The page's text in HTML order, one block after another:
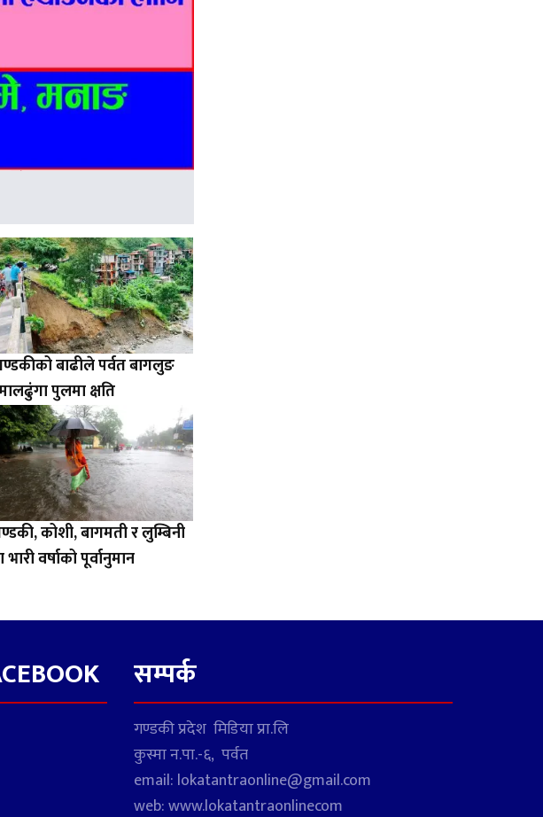
बाढीले पर्वत बागलुङ
पुलमा क्षति
कोशी, बागमती र लुम्बिनी
वर्षाको पूर्वानुमान
सम्पर्क
गण्डकी प्रदेश मिडिया प्रा.लि
कुस्मा न.पा.-६, पर्वत
email: lokatantraonline@gmail.com
web: www.lokatantraonlinecom